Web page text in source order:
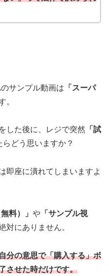
サンプル動画は 「スーパ
。
した後に、レジで突然 「試
らどう思いますか？
即座に潰れてしまいますよ
料）」 や 「サンプル視
対にありません。
分の意思で「購入する」ボ
させた時だけです。